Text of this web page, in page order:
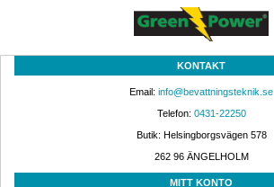
KONTAKT
Email: info@bevattningsteknik.se
Telefon: 0431-22250
Butik: Helsingborgsvägen 578
262 96 ÄNGELHOLM
MITT KONTO